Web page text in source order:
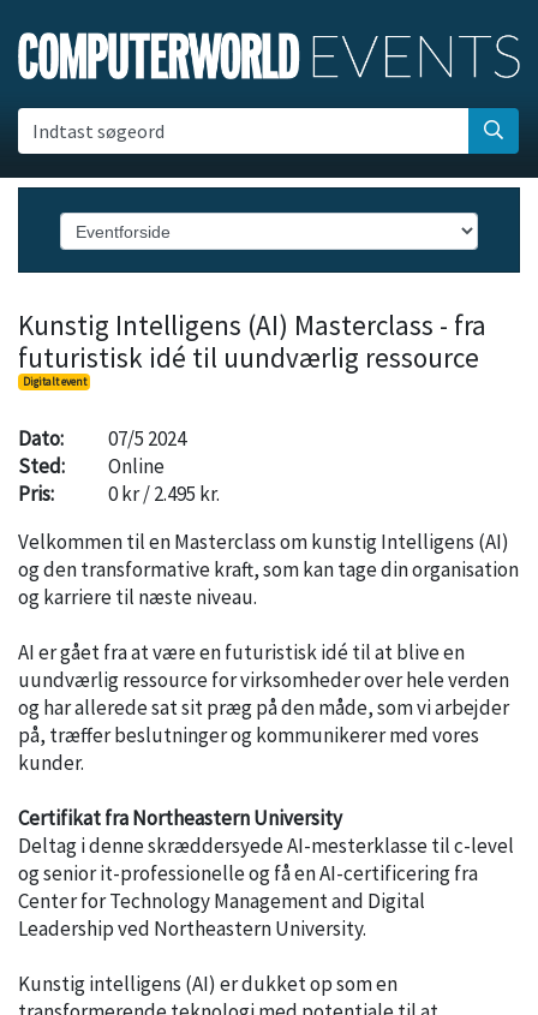
Indtast søgeord
Kunstig Intelligens (AI) Masterclass - fra
futuristisk idé til uundværlig ressource
Digitalt event
Dato:
07/5 2024
Sted:
Online
Pris:
0 kr / 2.495 kr.
Velkommen til en Masterclass om kunstig Intelligens (AI)
og den transformative kraft, som kan tage din organisation
og karriere til næste niveau.
AI er gået fra at være en futuristisk idé til at blive en
uundværlig ressource for virksomheder over hele verden
og har allerede sat sit præg på den måde, som vi arbejder
på, træffer beslutninger og kommunikerer med vores
kunder.
Certifikat fra Northeastern University
Deltag i denne skræddersyede AI-mesterklasse til c-level
og senior it-professionelle og få en AI-certificering fra
Center for Technology Management and Digital
Leadership ved Northeastern University.
Kunstig intelligens (AI) er dukket op som en